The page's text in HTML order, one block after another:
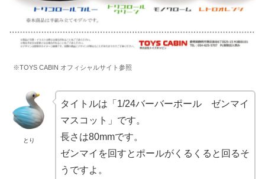
※TOYS CABIN オフィシャルサイト参照
とり
タイトルは「1/24バーバーポール ゼンマイ
マスコット」です。
長さは80mmです。
ゼンマイを回すとポールがくるくると回るそ
うですよ。